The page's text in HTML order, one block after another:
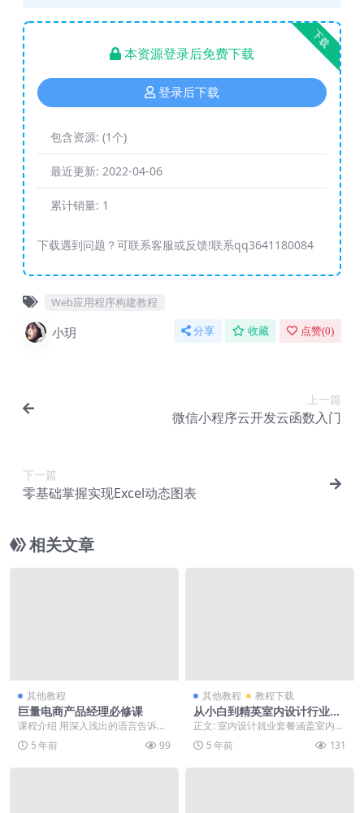
下载
本资源登录后免费下载
登录后下载
包含资源: (1个)
最近更新: 2022-04-06
累计销量: 1
下载遇到问题？可联系客服或反馈!联系qq3641180084
Web应用程序构建教程
小玥 分享 收藏 点赞(0)
上一篇
微信小程序云开发云函数入门
下一篇
零基础掌握实现Excel动态图表
相关文章
其他教程
巨量电商产品经理必修课
课程介绍 用深入浅出的语言告诉你
【产品经理】究竟是一个什么样的
岗位，让你对产品经...
5 年前 99
其他教程 教程下载
从小白到精英室内设计行业实
战课
正文: 室内设计就业套餐涵盖室内设
计行业实战课的课程实训以及其他
相关课程，让你从...
5 年前 131